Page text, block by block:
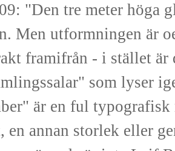
"Den tre meter höga
Men utformningen är
framifrån - i stället är
som lyser
är en ful
en annan storlek eller